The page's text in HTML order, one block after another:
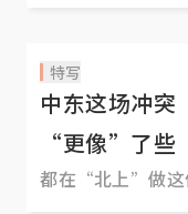
特写
中东这场冲
“更像”了些
都在“北上”做这